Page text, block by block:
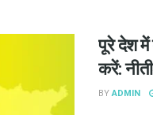
पूरे देश में
करें:
BY ADMIN